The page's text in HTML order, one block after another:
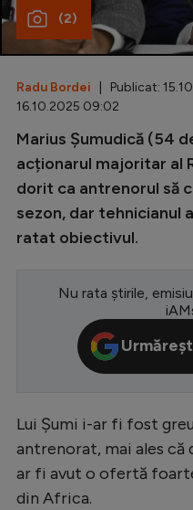
Diverse
Inedit
Champions
Europa
CM 2026
Premier
LaLiga
Bundesliga
Ligue 1
(2)
Radu Bordei | Publicat:
16.10.2025 09:02
Marius Șumudică (54
acționarul majoritar al
dorit ca antrenorul să
sezon, dar tehnicianul
ratat obiectivul.
Nu rata știrile,
Lui Șumi i-ar fi fost
antrenorat, mai ales că
ar fi avut o ofertă
din Africa.